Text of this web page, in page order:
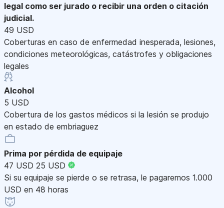
legal como ser jurado o recibir una orden o citación
judicial.
49 USD
Coberturas en caso de enfermedad inesperada, lesiones,
condiciones meteorológicas, catástrofes y obligaciones
legales
Alcohol
5 USD
Cobertura de los gastos médicos si la lesión se produjo
en estado de embriaguez
Prima por pérdida de equipaje
47 USD 25 USD
Si su equipaje se pierde o se retrasa, le pagaremos 1.000
USD en 48 horas